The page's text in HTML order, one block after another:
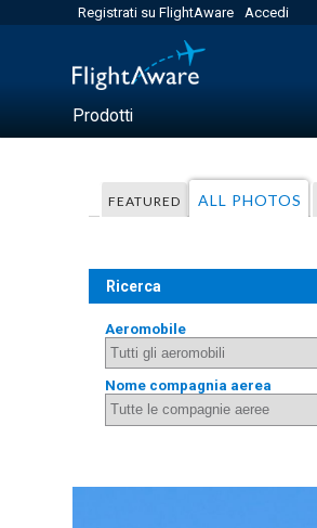
Registrati su FlightAware Accedi
Prodotti
FEATURED ALL PHOTOS
Ricerca
Aeromobile
Nome compagnia aerea